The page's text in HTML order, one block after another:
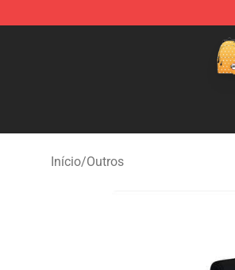
Anime Backpack Shop - Official
Início/Outros